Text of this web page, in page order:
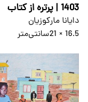
1403 | پرتره از کتاب
دایانا مارکوزیان
16.5 × 21
سانتی‌متر